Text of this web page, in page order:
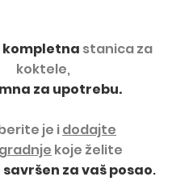
kompletna stanica za
koktele,
za upotrebu.
je idodajte
koje želite
savršen za vaš posao.